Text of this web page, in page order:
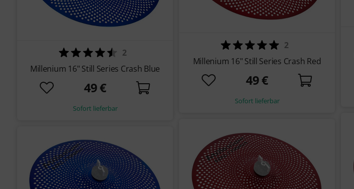
2
Millenium 16" Still Series Crash Blue
49 €
Sofort lieferbar
2
Millenium 16" Still Series Crash Red
49 €
Sofort lieferbar